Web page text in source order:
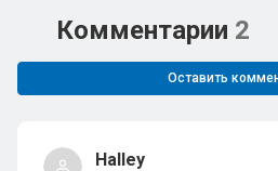
Комментарии 2
Оставить
Halley